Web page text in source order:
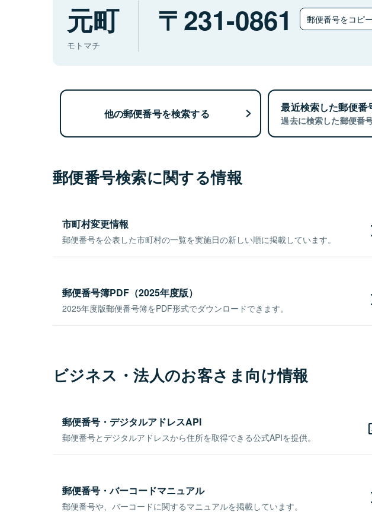
元町
モトマチ
231-0861 郵便番号をコピ
他の郵便番号を検索する 最近検索した郵便番
過去に検索した郵便番
郵便番号検索に関する情報
市町村変更情報
郵便番号を公表した市町村の一覧を実施日の新しい順に掲載しています。
郵便番号簿PDF（2025年度版）
2025年度版郵便番号簿をPDF形式でダウンロードできます。
ビジネス・法人のお客さま向け情報
郵便番号・デジタルアドレスAPI
郵便番号とデジタルアドレスから住所を取得できる公式APIを提供。
郵便番号・バーコードマニュアル
郵便番号や、バーコードに関するマニュアルを掲載しています。